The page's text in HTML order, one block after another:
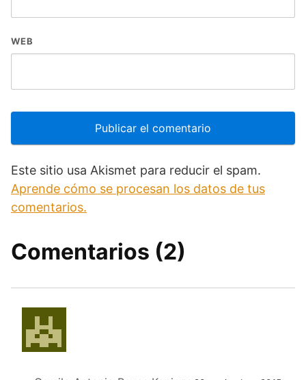
WEB
Este sitio usa Akismet para reducir el spam.
Aprende cómo se procesan los datos de tus
comentarios.
Comentarios (2)